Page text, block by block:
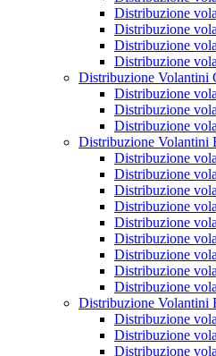
Distribuzione
Distribuzione
Distribuzione
Distribuzione
Distribuzione Volantini
Distribuzione
Distribuzione
Distribuzione
Distribuzione Volantini
Distribuzione
Distribuzione
Distribuzione
Distribuzione
Distribuzione
Distribuzione
Distribuzione
Distribuzione
Distribuzione
Distribuzione Volantini
Distribuzione
Distribuzione
Distribuzione